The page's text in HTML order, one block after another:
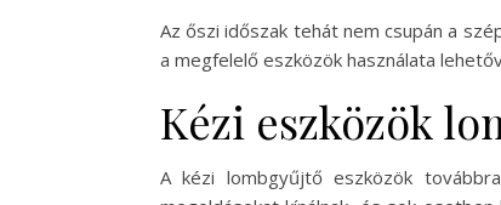
Az őszi időszak tehát nem csupán a
a megfelelő eszközök használata
Kézi eszközök
A kézi lombgyűjtő eszközök